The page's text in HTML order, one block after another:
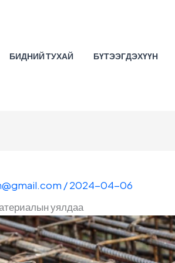
БИДНИЙ ТУХАЙ БҮТЭЭГДЭХҮҮН
/2024-04-06
уялдаа